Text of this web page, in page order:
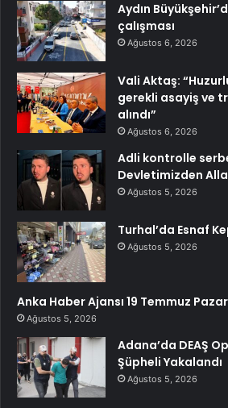
Aydın
çalışması
Ağustos 6, 2026
Vali Aktaş:
gerekli asayiş ve
alındı”
Ağustos 6, 2026
Adli kontrolle
Devletimizden
Ağustos 5, 2026
Turhal’da Esnaf
Ağustos 5, 2026
Anka Haber Ajansı 19 Temmuz
Ağustos 5, 2026
Adana’da DEAŞ
Şüpheli Yakalandı
Ağustos 5, 2026